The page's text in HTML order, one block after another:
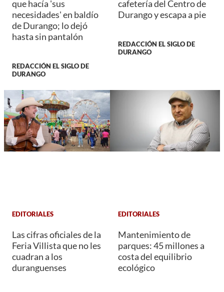
que hacía 'sus
necesidades' en baldío
de Durango; lo dejó
hasta sin pantalón
REDACCIÓN EL SIGLO DE
DURANGO
cafetería del Centro de
Durango y escapa a pie
REDACCIÓN EL SIGLO DE
DURANGO
EDITORIALES
Las cifras oficiales de la
Feria Villista que no les
cuadran a los
duranguenses
EDITORIALES
Mantenimiento de
parques: 45 millones a
costa del equilibrio
ecológico